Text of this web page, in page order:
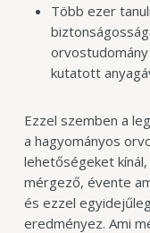
Több ezer
kutatott
Ezzel szemben a
a hagyományos
lehetőségeket
mérgező, évente
és ezzel
eredményez. Ami